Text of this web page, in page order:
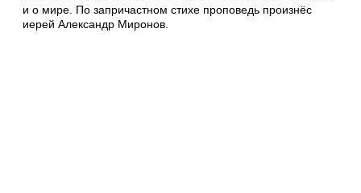
и о мире. По запричастном стихе проповедь произнёс
иерей Александр Миронов.